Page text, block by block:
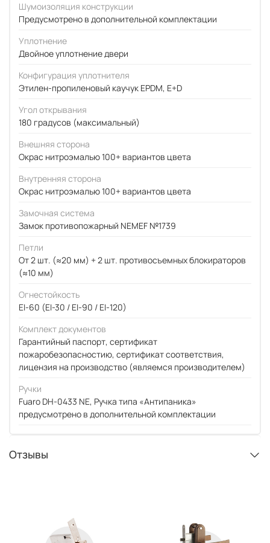
Шумоизоляция конструкции
Предусмотрено в дополнительной комплектации
Уплотнение
Двойное уплотнение двери
Конфигурация уплотнителя
Этилен-пропиленовый каучук EPDM, E+D
Угол открывания
180 градусов (максимальный)
Внешняя сторона
Окрас нитроэмалью 100+ вариантов цвета
Внутренняя сторона
Окрас нитроэмалью 100+ вариантов цвета
Замочная система
Замок противопожарный NEMEF №1739
Петли
От 2 шт. (≈20 мм) + 2 шт. противосъемных блокираторов
(≈10 мм)
Огнестойкость
EI-60 (EI-30 / EI-90 / EI-120)
Комплект документов
Гарантийный паспорт, сертификат
пожаробезопасностию, сертификат соответствия,
лицензия на производство (являемся производителем)
Ручки
Fuaro DH-0433 NE, Ручка типа «Антипаника»
предусмотрено в дополнительной комплектации
Отзывы